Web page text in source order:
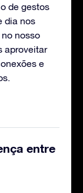
de gestos
dia nos
nosso
aproveitar
e
entre